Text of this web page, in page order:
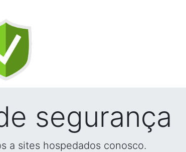
segurança
a sites hospedados conosco.